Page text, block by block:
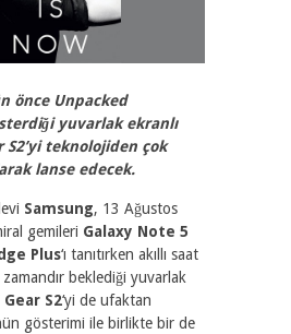
önce Unpacked
yuvarlak ekranlı
S2’yi teknolojiden çok
lanse edecek.
Samsung, 13 Ağustos
gemileri Galaxy Note 5
Plus‘ı tanıtırken akıllı saat
beklediği yuvarlak
Gear S2‘yi de ufaktan
gösterimi ile birlikte bir de